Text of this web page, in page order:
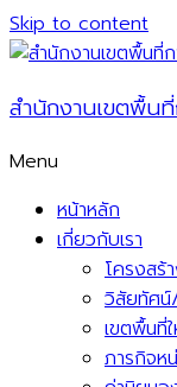
Skip to content
สำนักงานเขตพื้น
Menu
หน้าหลัก
เกี่ยวกับเรา
โครงสร้
วิสัยทัศ
เขตพื้นที่
ภารกิจห